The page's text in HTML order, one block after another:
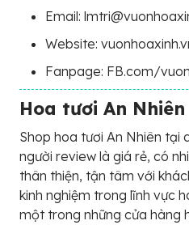
Email:
Website:
Fanpage: FB.com/
Hoa tươi An Nhiên
Shop hoa tươi An Nhiên tại
người review là giá rẻ, có
thân thiện, tận tâm với
kinh nghiệm trong lĩnh vực
một trong những cửa hàng